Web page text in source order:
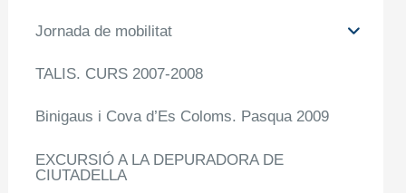
Jornada de mobilitat
TALIS. CURS 2007-2008
Binigaus i Cova d’Es Coloms. Pasqua 2009
EXCURSIÓ A LA DEPURADORA DE
CIUTADELLA